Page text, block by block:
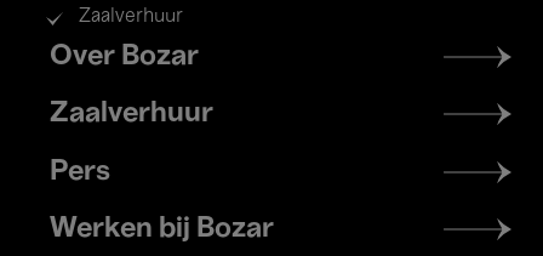
Zaalverhuur
Footer
menu
Over Bozar
Zaalverhuur
Pers
Werken bij Bozar